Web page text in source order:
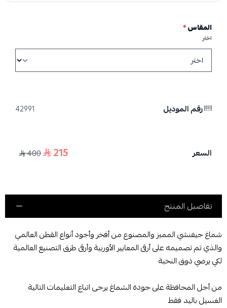
المقاس*
اختر
رقم الموديل 42991
السعر 215
400
تفاصيل المنتج
شماغ جيفنشي المميز والمصنوع من أفخر وأجود أنواع القطن العالمي
والذي تم تصميمه على أرقى المعايير الأوربية وأرقى طرق التصنيع العالمية
لكي يرضي ذوق النخبة
من أجل المحافظة على جودة الشماغ يرجى اتباع التعليمات التالية
الغسيل باليد فقط